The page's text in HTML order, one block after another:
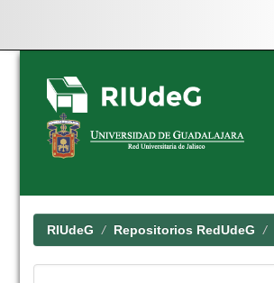
Skip
navigation
RIUdeG Repositorios RedUdeG